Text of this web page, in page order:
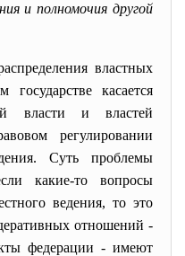
и полномочия другой
властных
касается
власти и властей
регулировании
Суть проблемы
какие-то вопросы
ведения, то это
отношений -
федерации - имеют